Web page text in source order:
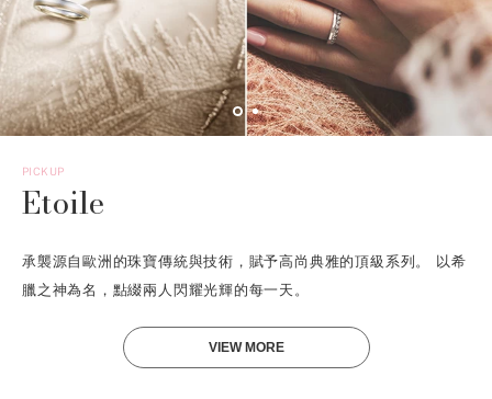
PICKUP
Etoile
承襲源自歐洲的珠寶傳統與技術，賦予高尚典雅的頂級系列。 以希
臘之神為名，點綴兩人閃耀光輝的每一天。
VIEW MORE